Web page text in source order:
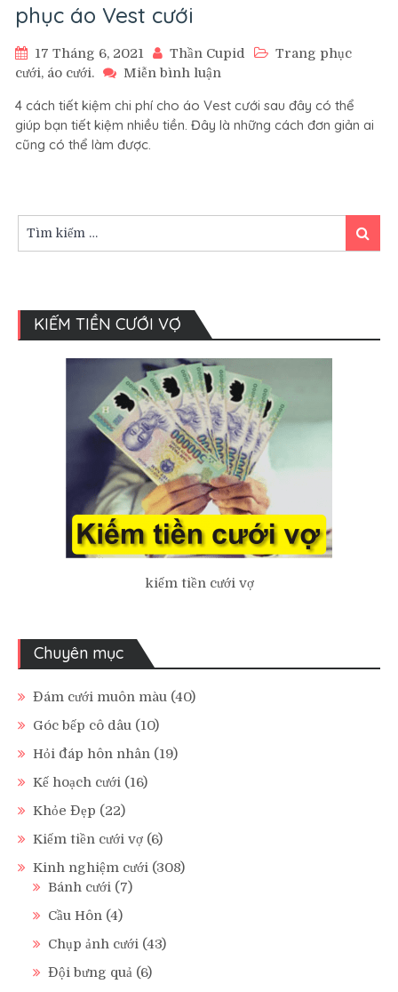
phục áo Vest cưới
17 Tháng 6, 2021 Thần Cupid
Trang phục
cưới, áo cưới.
Miễn bình luận
Cách
tiết
trang
4 cách tiết kiệm chi phí cho áo Vest cưới sau đây có thể
giúp bạn tiết kiệm nhiều tiền. Đây là những cách đơn giản ai
cũng có thể làm được.
kiếm:
Tìm
kiếm
KIẾM TIỀN CƯỚI VỢ
kiếm tiền cưới vợ
Chuyên mục
Đám cưới muôn màu (40)
Góc bếp cô dâu (10)
Hỏi đáp hôn nhân (19)
Kế hoạch cưới (16)
Khỏe Đẹp (22)
Kiếm tiền cưới vợ (6)
Kinh nghiệm cưới (308)
Bánh cưới (7)
Cầu Hôn (4)
Chụp ảnh cưới (43)
Đội bưng quả (6)